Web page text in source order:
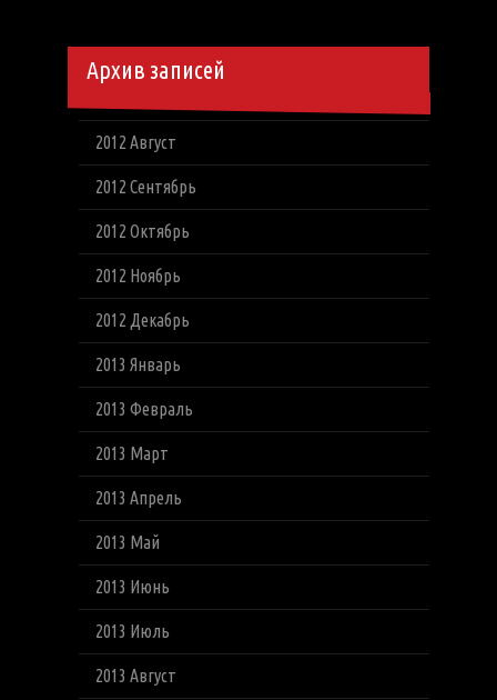
Архив записей
2012 Август
2012 Сентябрь
2012 Октябрь
2012 Ноябрь
2012 Декабрь
2013 Январь
2013 Февраль
2013 Март
2013 Апрель
2013 Май
2013 Июнь
2013 Июль
2013 Август